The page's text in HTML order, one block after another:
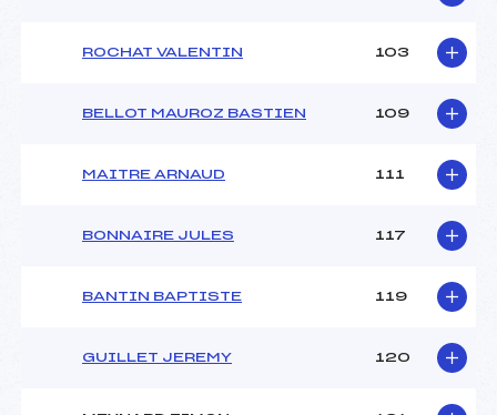
ROCHAT VALENTIN 103
BELLOT MAUROZ BASTIEN 109
MAITRE ARNAUD 111
BONNAIRE JULES 117
BANTIN BAPTISTE 119
GUILLET JEREMY 120